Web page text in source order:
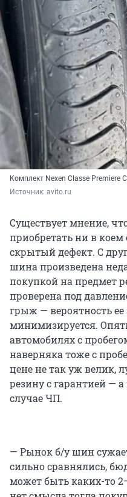
Комплект Nexen Classe Premiere
Источник: avito.ru
Существует мнение,
приобретать ни в
скрытый дефект. С
шина произведена
покупкой на предмет
проверена под
грыж — вероятность
минимизируется.
автомобилях с
наверняка тоже с
цене не так уж велик,
резину с гарантией —
случае ЧП.
— Рынок б/у шин
сильно сравнялись,
может быть каких-то